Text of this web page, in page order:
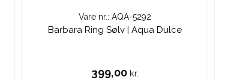
Vare nr.: AQA-5292
Barbara Ring Sølv | Aqua Dulce
399,00 kr.